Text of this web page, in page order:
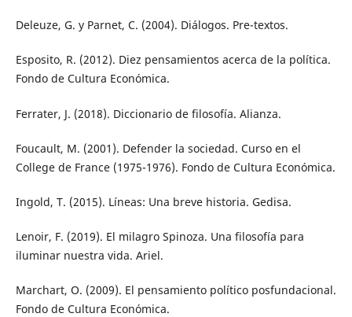
Deleuze, G. y Parnet, C. (2004). Diálogos. Pre-textos.
Esposito, R. (2012). Diez pensamientos acerca de la política.
Fondo de Cultura Económica.
Ferrater, J. (2018). Diccionario de filosofía. Alianza.
Foucault, M. (2001). Defender la sociedad. Curso en el
College de France (1975-1976). Fondo de Cultura Económica.
Ingold, T. (2015). Líneas: Una breve historia. Gedisa.
Lenoir, F. (2019). El milagro Spinoza. Una filosofía para
iluminar nuestra vida. Ariel.
Marchart, O. (2009). El pensamiento político posfundacional.
Fondo de Cultura Económica.